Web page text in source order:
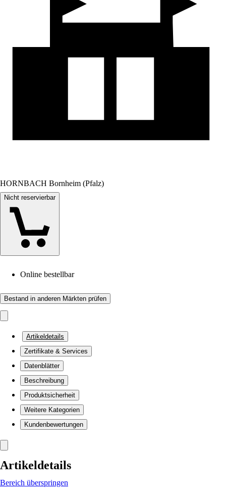
HORNBACH Bornheim (Pfalz)
Nicht reservierbar
Online bestellbar
Bestand in anderen Märkten prüfen
Artikeldetails
Zertifikate & Services
Datenblätter
Beschreibung
Produktsicherheit
Weitere Kategorien
Kundenbewertungen
Artikeldetails
Bereich überspringen